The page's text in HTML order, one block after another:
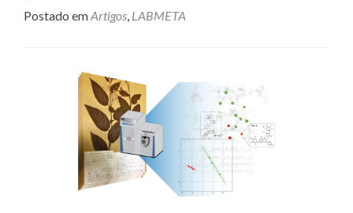
sobre[MOMENTO
Postado emArtigos, LABMETA